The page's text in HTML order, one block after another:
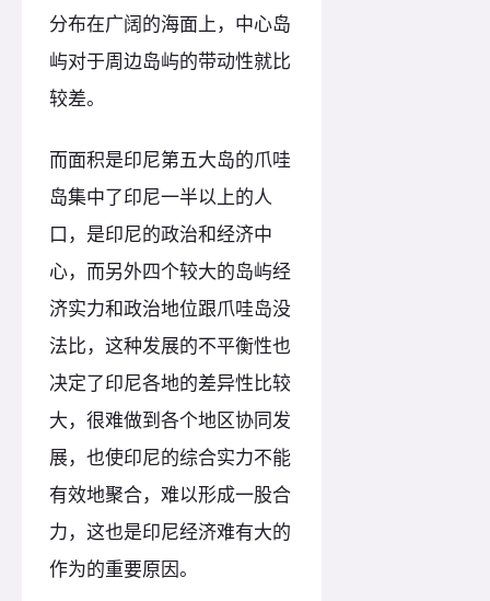
分布在广阔的海面上，中心岛
屿对于周边岛屿的带动性就比
较差。
而面积是印尼第五大岛的爪哇
岛集中了印尼一半以上的人
口，是印尼的政治和经济中
心，而另外四个较大的岛屿经
济实力和政治地位跟爪哇岛没
法比，这种发展的不平衡性也
决定了印尼各地的差异性比较
大，很难做到各个地区协同发
展，也使印尼的综合实力不能
有效地聚合，难以形成一股合
力，这也是印尼经济难有大的
作为的重要原因。